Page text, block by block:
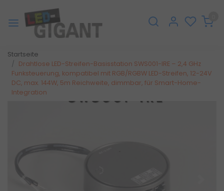
Startseite
Drahtlose LED-Streifen-Basisstation SWS001-IRE – 2,4 GHz
Funksteuerung, kompatibel mit RGB/RGBW LED-Streifen, 12-24V
DC, max. 144W, 5m Reichweite, dimmbar, für Smart-Home-
Integration
Zurück